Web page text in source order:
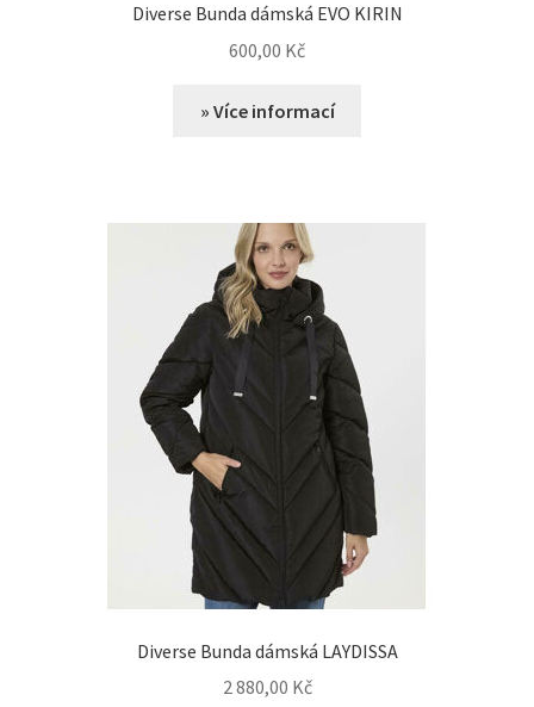
Diverse Bunda dámská EVO KIRIN
600,00 Kč
» Více informací
Diverse Bunda dámská LAYDISSA
2 880,00 Kč